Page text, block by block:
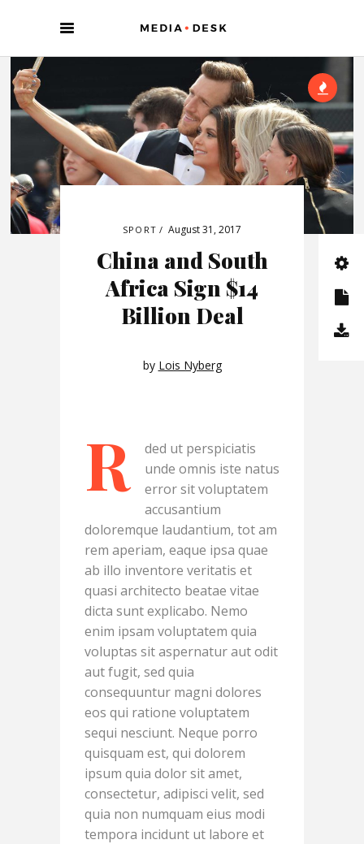
SPORT August 31, 2017
China and South
Africa Sign $14
Billion Deal
by Lois Nyberg
R
ded ut perspiciatis
unde omnis iste natus
error sit voluptatem
accusantium
doloremque laudantium, tot am
rem aperiam, eaque ipsa quae
ab illo inventore veritatis et
quasi architecto beatae vitae
dicta sunt explicabo. Nemo
enim ipsam voluptatem quia
voluptas sit aspernatur aut odit
aut fugit, sed quia
consequuntur magni dolores
eos qui ratione voluptatem
sequi nesciunt. Neque porro
quisquam est, qui dolorem
ipsum quia dolor sit amet,
consectetur, adipisci velit, sed
quia non numquam eius modi
tempora incidunt ut labore et